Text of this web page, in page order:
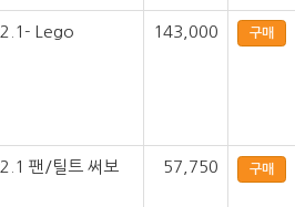
Lego 143,000 구매
팬/틸트 써보 57,750 구매